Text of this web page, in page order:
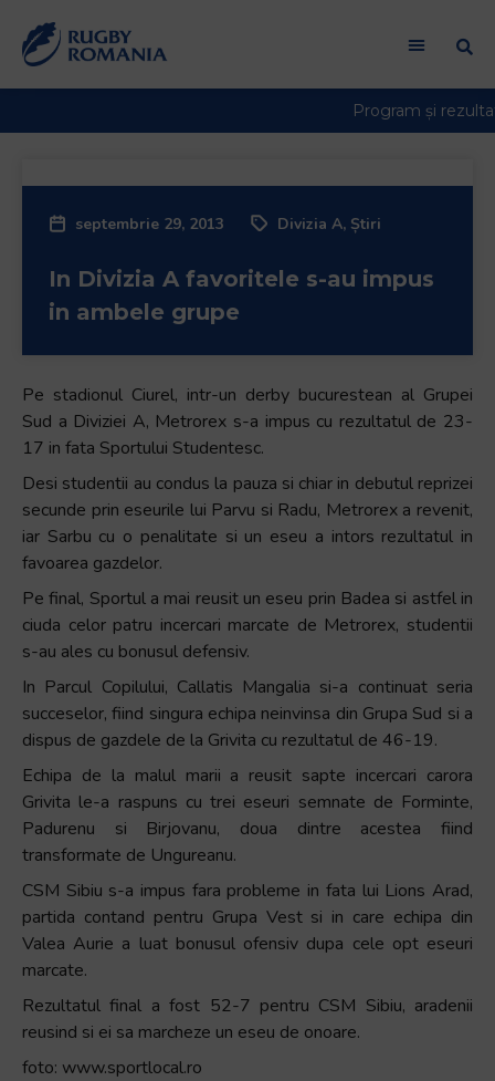
in
One
Accessibility
screen
reader,
"Ctrl
This
shortcut
activates
the
screen
you
navigate
and
interact
with
the
content.
septembrie 29, 2013 Divizia A, Știri
In Divizia A favoritele s-au impus
in ambele grupe
Pe stadionul Ciurel, intr-un derby bucurestean al Grupei
Sud a Diviziei A, Metrorex s-a impus cu rezultatul de 23-
17 in fata Sportului Studentesc.
Desi studentii au condus la pauza si chiar in debutul reprizei
secunde prin eseurile lui Parvu si Radu, Metrorex a revenit,
iar Sarbu cu o penalitate si un eseu a intors rezultatul in
favoarea gazdelor.
Pe final, Sportul a mai reusit un eseu prin Badea si astfel in
ciuda celor patru incercari marcate de Metrorex, studentii
s-au ales cu bonusul defensiv.
In Parcul Copilului, Callatis Mangalia si-a continuat seria
succeselor, fiind singura echipa neinvinsa din Grupa Sud si a
dispus de gazdele de la Grivita cu rezultatul de 46-19.
Echipa de la malul marii a reusit sapte incercari carora
Grivita le-a raspuns cu trei eseuri semnate de Forminte,
Padurenu si Birjovanu, doua dintre acestea fiind
transformate de Ungureanu.
CSM Sibiu s-a impus fara probleme in fata lui Lions Arad,
partida contand pentru Grupa Vest si in care echipa din
Valea Aurie a luat bonusul ofensiv dupa cele opt eseuri
marcate.
Rezultatul final a fost 52-7 pentru CSM Sibiu, aradenii
reusind si ei sa marcheze un eseu de onoare.
foto: www.sportlocal.ro